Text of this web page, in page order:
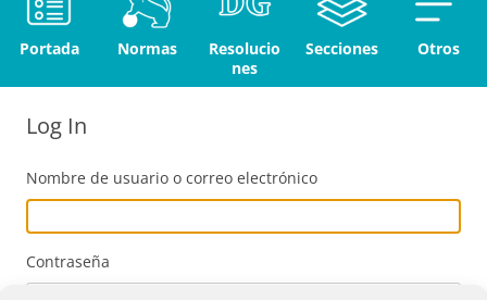
Portada Normas
Resolucio
nes
Secciones Otros
Log In
Nombre de usuario o correo electrónico
Contraseña